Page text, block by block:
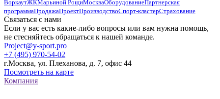
ВоркаутЖКМарьиной РощиМоскваОборудованиеПартнерская
программаПродажаПроектПроизводствоСпорт-кластерСтрахование
Связаться с нами
Если у вас есть какие-либо вопросы или вам нужна помощь,
не стесняйтесь обращаться к нашей команде.
Project@y-sport.pro
+7 (495) 970-54-02
г.Москва, ул. Плеханова, д. 7, офис 44
Посмотреть на карте
Компания